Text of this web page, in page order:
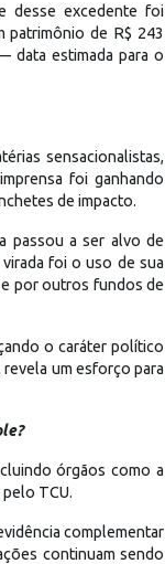
desse excedente foi
patrimônio de R$ 243
data estimada para o
sensacionalistas,
foi ganhando
de impacto.
passou a ser alvo de
foi o uso de sua
por outros fundos de
o caráter político
um esforço para
órgãos como a
TCU.
complementar
continuam sendo